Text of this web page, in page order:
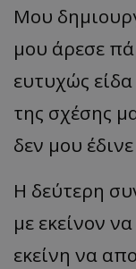
Μου
μου άρεσε π
ευτυχώς είδ
της σχέσης
δεν μου έδινε
Η δεύτερη
με εκείνον να
εκείνη να απ